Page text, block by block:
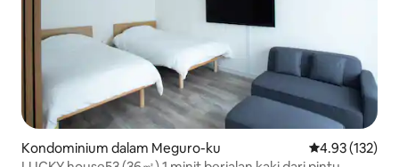
Kondominium dalam Meguro-ku Penarafan
4.93 (132)